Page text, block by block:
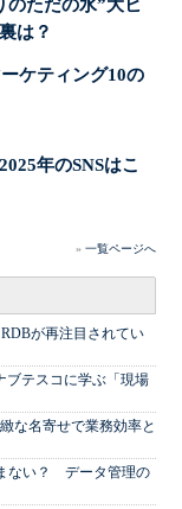
ただの水”大ヒ
は？
ケティング10の
年のSNSはこ
» 一覧ページへ
が再注目されてい
ブテスコに学ぶ「現場
な名寄せで業務効率と
ない？ データ管理の